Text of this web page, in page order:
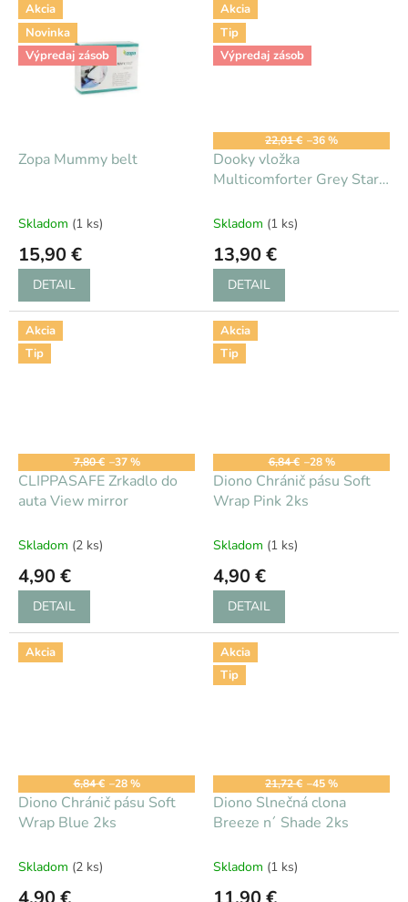
Akcia
Novinka
Výpredaj zásob
Zopa Mummy belt
Skladom (1 ks)
15,90 €
DETAIL
Akcia
Tip
Výpredaj zásob
22,01 € –36 %
Dooky vložka
Multicomforter Grey Star -
Skladom (1 ks)
13,90 €
DETAIL
Akcia
Tip
7,80 € –37 %
CLIPPASAFE Zrkadlo do
auta View mirror
Skladom (2 ks)
4,90 €
DETAIL
Akcia
Tip
6,84 € –28 %
Diono Chránič pásu Soft
Wrap Pink 2ks
Skladom (1 ks)
4,90 €
DETAIL
Akcia
6,84 € –28 %
Diono Chránič pásu Soft
Wrap Blue 2ks
Skladom (2 ks)
Akcia
Tip
21,72 € –45 %
Diono Slnečná clona
Breeze n´ Shade 2ks
Skladom (1 ks)